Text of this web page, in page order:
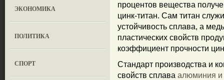
ЭКОНОМИКА
ПОЛИТИКА
СПОРТ
процентов вещества
цинк-титан. Сам титан
устойчивость сплава, а
пластических свойств
коэффициент прочности
Стандарт производства и
свойств сплава алюминия и